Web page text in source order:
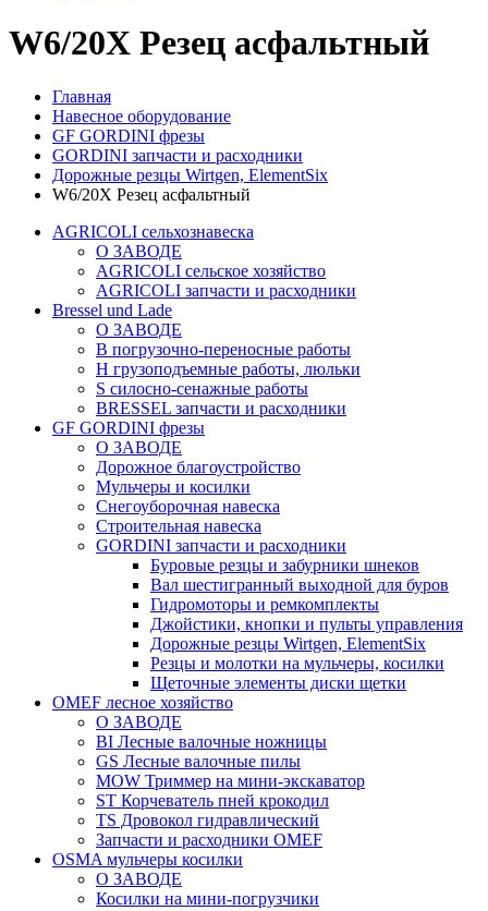
W6/20X Резец асфальтный
Главная
Навесное оборудование
GF GORDINI фрезы
GORDINI запчасти и расходники
Дорожные резцы Wirtgen, ElementSix
W6/20X Резец асфальтный
AGRICOLI сельхознавеска
О ЗАВОДЕ
AGRICOLI сельское хозяйство
AGRICOLI запчасти и расходники
Bressel und Lade
О ЗАВОДЕ
B погрузочно-переносные работы
H грузоподъемные работы, люльки
S силосно-сенажные работы
BRESSEL запчасти и расходники
GF GORDINI фрезы
О ЗАВОДЕ
Дорожное благоустройство
Мульчеры и косилки
Снегоуборочная навеска
Строительная навеска
GORDINI запчасти и расходники
Буровые резцы и забурники шнеков
Вал шестигранный выходной для буров
Гидромоторы и ремкомплекты
Джойстики, кнопки и пульты управления
Дорожные резцы Wirtgen, ElementSix
Резцы и молотки на мульчеры, косилки
Щеточные элементы диски щетки
OMEF лесное хозяйство
О ЗАВОДЕ
BI Лесные валочные ножницы
GS Лесные валочные пилы
MOW Триммер на мини-экскаватор
ST Корчеватель пней крокодил
TS Дровокол гидравлический
Запчасти и расходники OMEF
OSMA мульчеры косилки
О ЗАВОДЕ
Косилки на мини-погрузчики